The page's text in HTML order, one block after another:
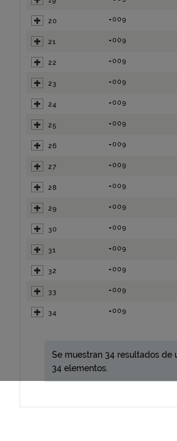
20 =009
21 =009
22 =009
23 =009
24 =009
25 =009
26 =009
27 =009
28 =009
29 =009
30 =009
31 =009
32 =009
33 =009
34 =009
Se muestran 34 resultados de
34 elementos.